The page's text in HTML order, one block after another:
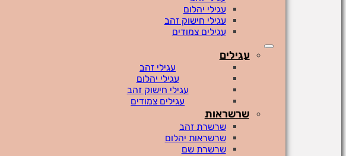
עגילי יהלום
עגילי חישוק זהב
עגילים צמודים
עגילים
עגילי זהב
עגילי יהלום
עגילי חישוק זהב
עגילים צמודים
שרשראות
שרשרת זהב
שרשראות יהלום
שרשרת שם